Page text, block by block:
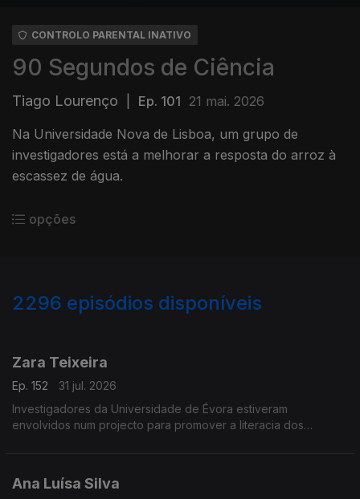
CONTROLO PARENTAL INATIVO
90 Segundos de Ciência
Tiago Lourenço Ep. 101 21 mai. 2026
Na Universidade Nova de Lisboa, um grupo de
investigadores está a melhorar a resposta do arroz à
escassez de água.
opções
2296 episódios disponíveis
Zara Teixeira
Ep. 152
31 jul. 2026
Investigadores da Universidade de Évora estiveram
envolvidos num projecto para promover a literacia dos
Ana Luísa Silva